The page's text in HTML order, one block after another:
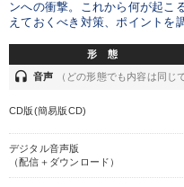
ンへの衝撃。これから何が起こ
えておくべき対策、ポイントを
形 態
headset 音声 （どの形態でも内容は同じ
CD版(簡易版CD)
デジタル音声版
（配信＋ダウンロード）